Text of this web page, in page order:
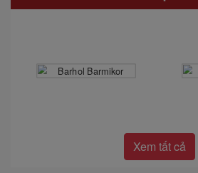
Xem tất cả